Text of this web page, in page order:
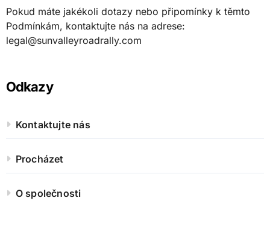
Pokud máte jakékoli dotazy nebo připomínky k těmto
Podmínkám, kontaktujte nás na adrese:
legal@sunvalleyroadrally.com
Odkazy
Kontaktujte nás
Procházet
O společnosti